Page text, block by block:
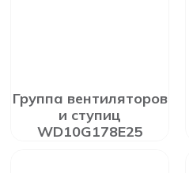
Группа вентиляторов
и ступиц
WD10G178E25